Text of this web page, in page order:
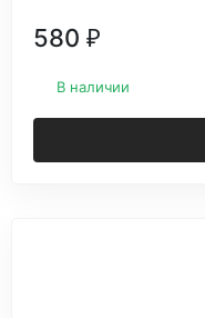
580 ₽
В наличии